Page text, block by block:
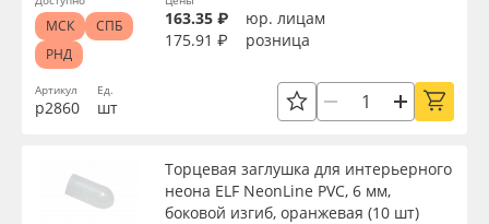
Артикул
р2860
Ед.
шт
163.35 ₽
юр. лицам
175.91 ₽
розница
МСК
СПБ
РНД
Торцевая заглушка для интерьерного
неона ELF NeonLine PVC, 6 мм,
боковой изгиб, оранжевая (10 шт)